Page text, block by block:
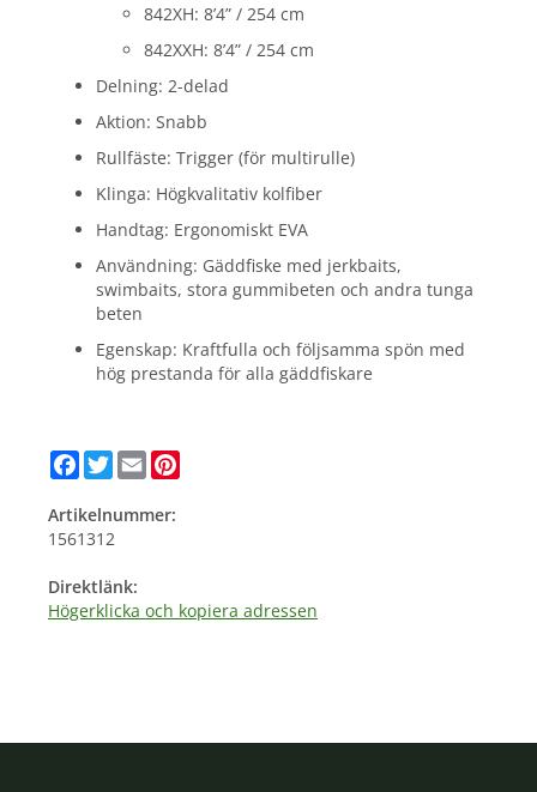
842XH: 8’4” / 254 cm
842XXH: 8’4” / 254 cm
Delning: 2-delad
Aktion: Snabb
Rullfäste: Trigger (för multirulle)
Klinga: Högkvalitativ kolfiber
Handtag: Ergonomiskt EVA
Användning: Gäddfiske med jerkbaits,
swimbaits, stora gummibeten och andra tunga
beten
Egenskap: Kraftfulla och följsamma spön med
hög prestanda för alla gäddfiskare
Facebook
Twitter
Email
Artikelnummer:
1561312
Direktlänk:
Högerklicka och kopiera adressen